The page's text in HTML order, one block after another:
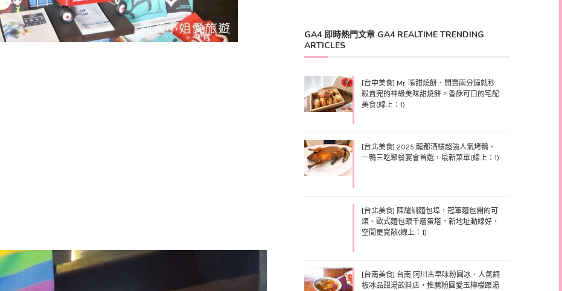
GA4 即時熱門文章 GA4 REALTIME TRENDING
ARTICLES
[台中美食] Mr. 啃甜燒餅．開賣兩分鐘就秒
殺賣完的神級美味甜燒餅，香酥可口的宅配
美食(線上：1)
[台北美食] 2025 龍都酒樓超強人氣烤鴨、
一鴨三吃聚餐宴會首選，最新菜單(線上：1)
[台北美食] 陳耀訓麵包埠，冠軍麵包開的可
頌、歐式麵包跟千層蛋塔，新地址動線好、
空間更寬敞(線上：1)
[台南美食] 台南 阿川古早味粉圓冰．人氣銅
板冰品甜湯飲料店，推薦粉圓愛玉檸檬跟湯